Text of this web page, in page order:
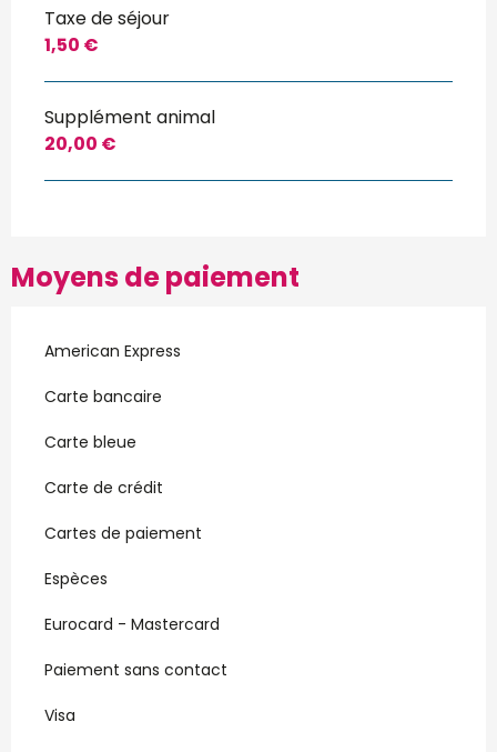
Taxe de séjour
1,50 €
Supplément animal
20,00 €
Moyens de paiement
American Express
Carte bancaire
Carte bleue
Carte de crédit
Cartes de paiement
Espèces
Eurocard - Mastercard
Paiement sans contact
Visa